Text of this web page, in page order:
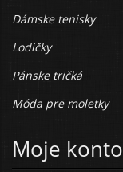
Dámske tenisky
Lodičky
Pánske tričká
Móda pre moletky
Moje konto